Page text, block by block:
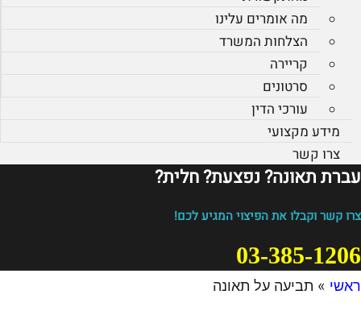
מה אומרים עלינו
הצלחות המשרד
קריירה
סרטונים
עורכי הדין
מידע מקצועי
צרו קשר
עברת תאונה? נפצעת? חלית?​
צרו קשר וקבלו את הפיצוי המגיע לכם!
03-385-1206
ראשי » תביעה על תאונה